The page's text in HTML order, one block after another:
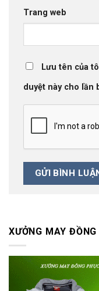
Trang web
Lưu tên của
duyệt này cho lần
XƯỞNG MAY